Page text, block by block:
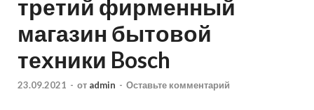
третий фирменный
магазин бытовой
техники Bosch
23.09.2021 - от admin - Оставьте комментарий